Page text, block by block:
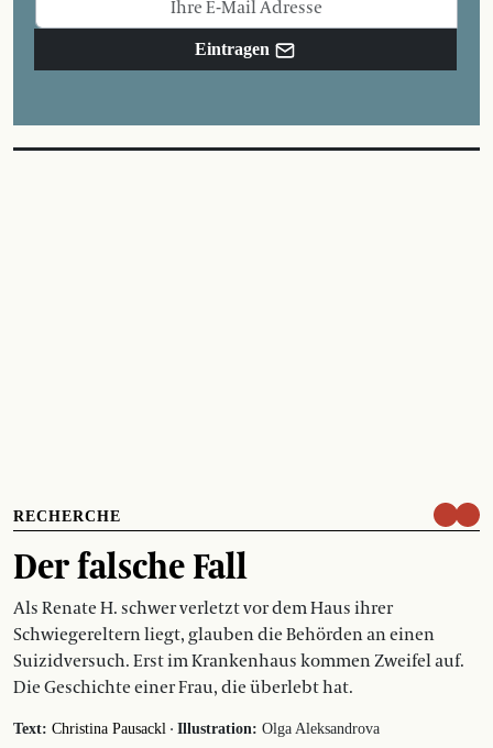
Eintragen
RECHERCHE
Der falsche Fall
Als Renate H. schwer verletzt vor dem Haus ihrer
Schwiegereltern liegt, glauben die Behörden an einen
Suizidversuch. Erst im Krankenhaus kommen Zweifel auf.
Die Geschichte einer Frau, die überlebt hat.
Text: Christina Pausackl · Illustration: Olga Aleksandrova